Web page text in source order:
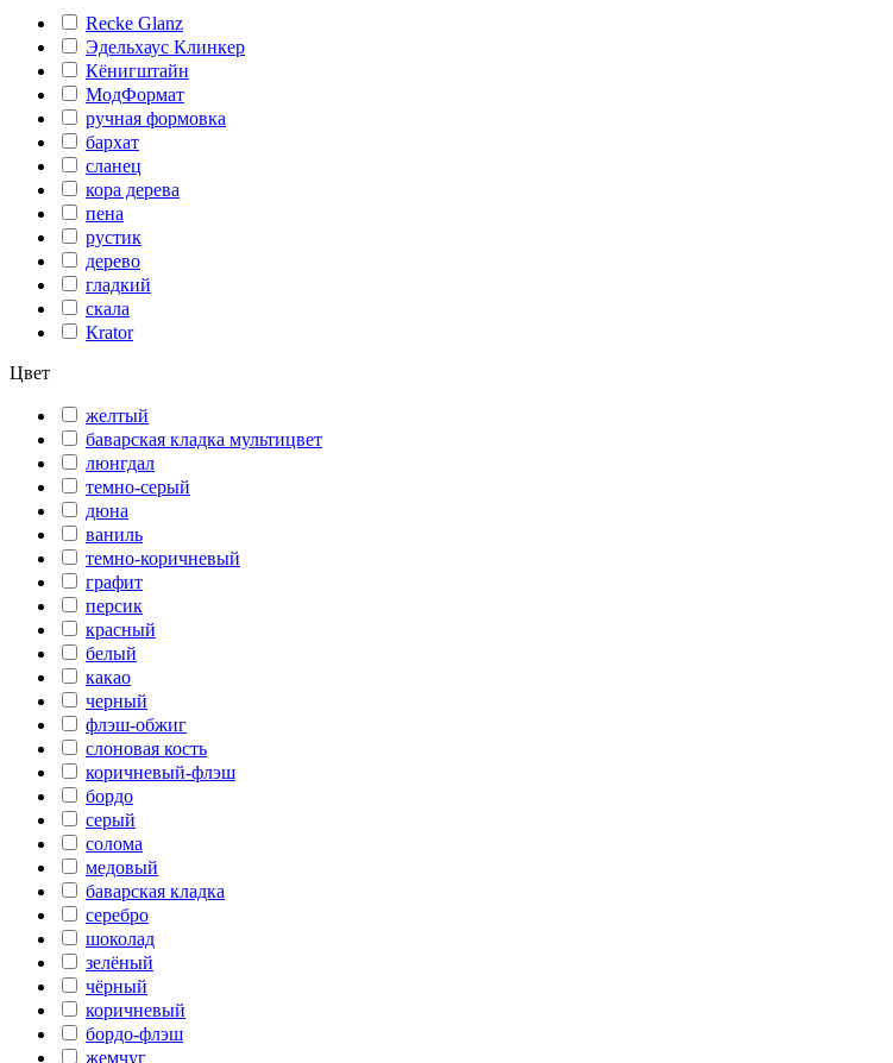
Recke Glanz
Эдельхаус Клинкер
Кёнигштайн
МодФормат
ручная формовка
бархат
сланец
кора дерева
пена
рустик
дерево
гладкий
скала
Кrator
Цвет
желтый
баварская кладка мультицвет
люнгдал
темно-серый
дюна
ваниль
темно-коричневый
графит
персик
красный
белый
какао
черный
флэш-обжиг
слоновая кость
коричневый-флэш
бордо
серый
солома
медовый
баварская кладка
серебро
шоколад
зелёный
чёрный
коричневый
бордо-флэш
жемчуг